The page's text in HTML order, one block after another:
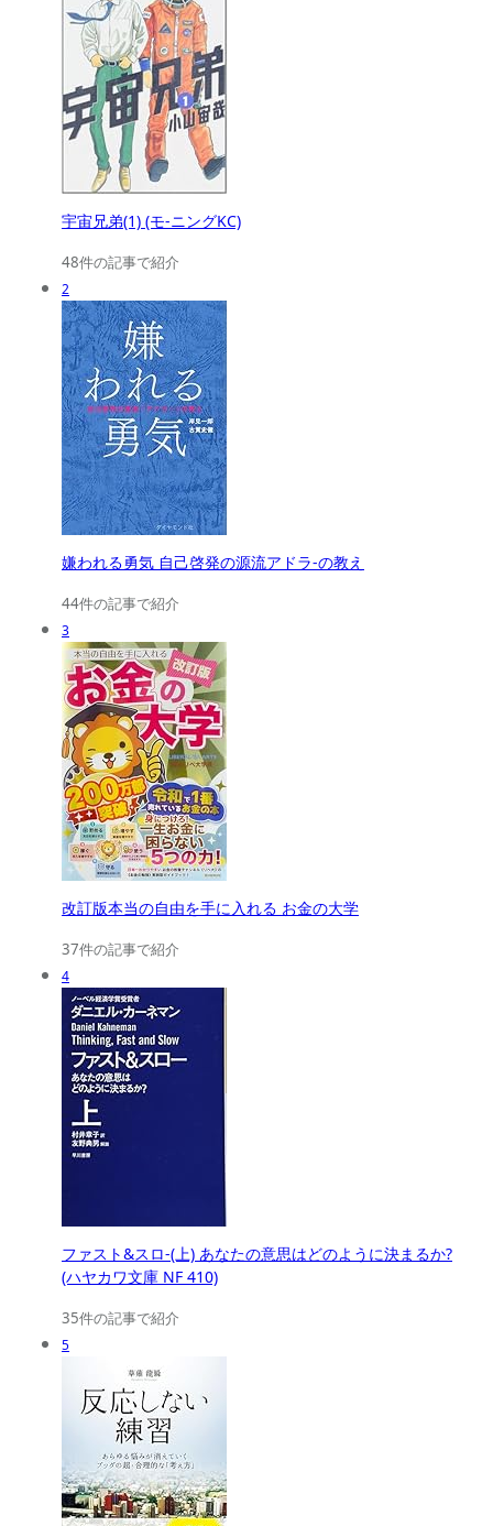
宇宙兄弟(1) (モ-ニングKC)
48件の記事で紹介
2
嫌われる勇気 自己啓発の源流アドラ-の教え
44件の記事で紹介
3
改訂版本当の自由を手に入れる お金の大学
37件の記事で紹介
4
ファスト&スロ-(上) あなたの意思はどのように決まるか?
(ハヤカワ文庫 NF 410)
35件の記事で紹介
5